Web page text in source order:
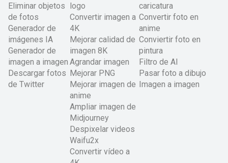
Eliminar objetos
de fotos
Generador de
imágenes IA
Generador de
imagen a imagen
Descargar fotos
de Twitter
logo
Convertir imagen a
4K
Mejorar calidad de
imagen 8K
Agrandar imagen
Mejorar PNG
Mejorar imagen de
anime
Ampliar imagen de
Midjourney
Despixelar videos
Waifu2x
Convertir vídeo a
caricatura
Convertir foto en
anime
Conviertir foto en
pintura
Filtro de AI
Pasar foto a dibujo
Imagen a imagen